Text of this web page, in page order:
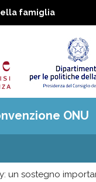
famiglia
ONU
un sostegno